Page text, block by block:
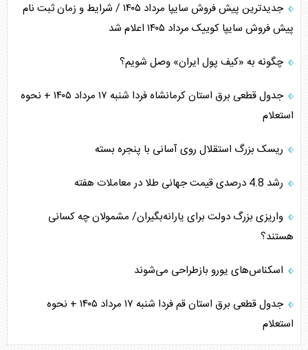
جدیدترین پیش فروش سایپا مرداد ۱۴۰۵ / شرایط و زمان ثبت نام
پیش فروش سایپا کوییک مرداد ۱۴۰۵ اعلام شد
چگونه به «کیف پول ایران» وصل شویم؟
جدول قطعی برق استان کرمانشاه فردا شنبه ۱۷ مرداد ۱۴۰۵ + نحوه
استعلام
ریسک بزرگ استقلال روی آسانی با پنجره بسته
رشد 4.8 درصدی قیمت جهانی طلا در معاملات هفته
واریزی بزرگ دولت برای یارانه‌بگیران/ مشمولان چه کسانی
هستند؟
اسکناس‌های یورو بازطراحی می‌شوند
جدول قطعی برق استان قم فردا شنبه ۱۷ مرداد ۱۴۰۵ + نحوه
استعلام